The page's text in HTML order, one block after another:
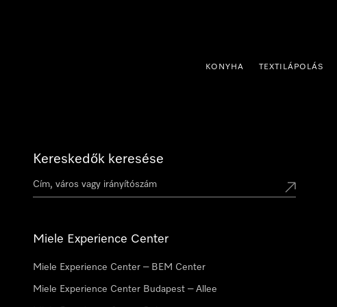
KONYHA TEXTILÁPOLÁS
Kereskedők keresése
Miele Experience Center
Miele Experience Center – BEM Center
Miele Experience Center Budapest – Allee